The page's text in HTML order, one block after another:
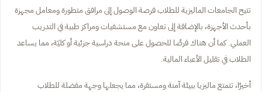
تتيح الجامعات الماليزية للطلاب فرصة الوصول إلى مرافق متطورة ومعامل مجهزة
بأحدث الأجهزة، بالإضافة إلى تعاون مع مستشفيات ومراكز طبية في التدريب
العملي. كما أن هناك فرصًا للحصول على منحة دراسية جزئية أو كليّة، مما يساعد
الطلاب في تقليل الأعباء المالية.
أخيرًا، تتمتع ماليزيا ببيئة آمنة ومستقرة، مما يجعلها وجهة مفضلة للطلاب